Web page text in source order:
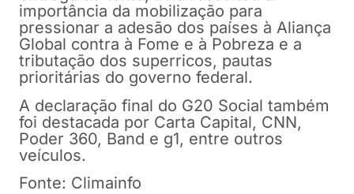
importância da mobilização para
pressionar a adesão dos países à Aliança
Global contra à Fome e à Pobreza e a
tributação dos superricos, pautas
prioritárias do governo federal.
A declaração final do G20 Social também
foi destacada por Carta Capital, CNN,
Poder 360, Band e g1, entre outros
veículos.
Fonte: Climainfo